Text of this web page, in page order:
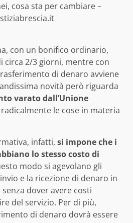
cosa sta per cambiare –
con un bonifico ordinario,
circa 2/3 giorni, mentre con
di denaro avviene
novità però riguarda
varato dall’Unione
le cose in materia
infatti, si impone che i
lo stesso costo di
modo si agevolano gli
e la ricezione di denaro in
dover avere costi
del servizio. Per di più,
di denaro dovrà essere